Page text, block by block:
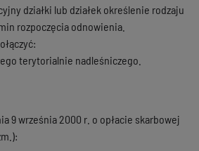
działki lub działek określenie rodzaju
rozpoczęcia odnowienia.
terytorialnie nadleśniczego.
9 września 2000 r. o opłacie skarbowej